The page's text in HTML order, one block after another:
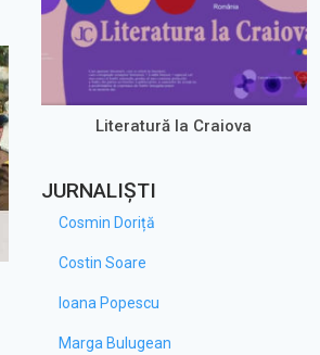
Literatură la Craiova
JURNALIȘTI
Cosmin Doriță
Costin Soare
Ioana Popescu
Marga Bulugean